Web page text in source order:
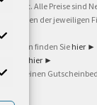
privat. Alle Preise
der
finden Sie hier ►
hier ►
allgemeinen